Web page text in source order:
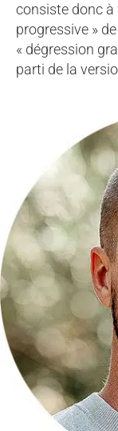
consiste donc à
progressive »
« dégression
parti de la